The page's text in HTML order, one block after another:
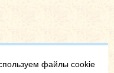
файлы cookie